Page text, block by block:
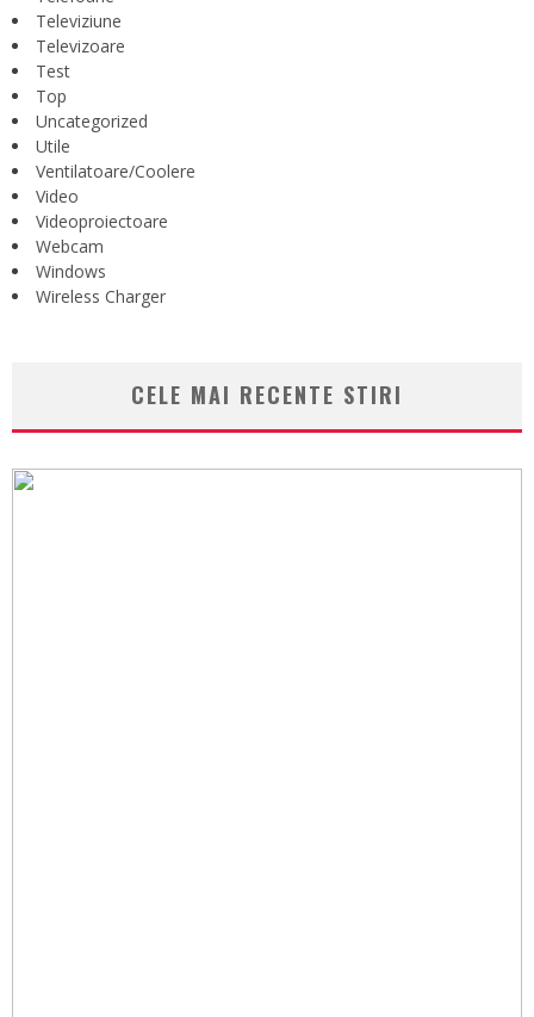
Televiziune
Televizoare
Test
Top
Uncategorized
Utile
Ventilatoare/Coolere
Video
Videoproiectoare
Webcam
Windows
Wireless Charger
CELE MAI RECENTE STIRI